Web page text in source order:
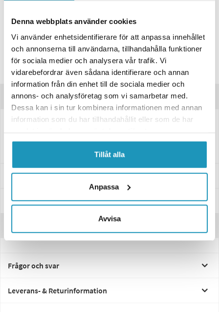
Denna webbplats använder cookies
Vi använder enhetsidentifierare för att anpassa innehållet
och annonserna till användarna, tillhandahålla funktioner
för sociala medier och analysera vår trafik. Vi
vidarebefordrar även sådana identifierare och annan
information från din enhet till de sociala medier och
annons- och analysföretag som vi samarbetar med.
Dessa kan i sin tur kombinera informationen med annan
information som du har tillhandahållit eller som de har
Tillåt alla
Anpassa
Avvisa
Lägsta pris de senaste 30-dagarna:4 635 kr
Leverans- & Returinformation
Frågor om produkten?
Produktinformation
Fästet är 200x50 mm. CC=160 mm
Specifikationer
Manualer & Guider
Frågor och svar
Leverans- & Returinformation